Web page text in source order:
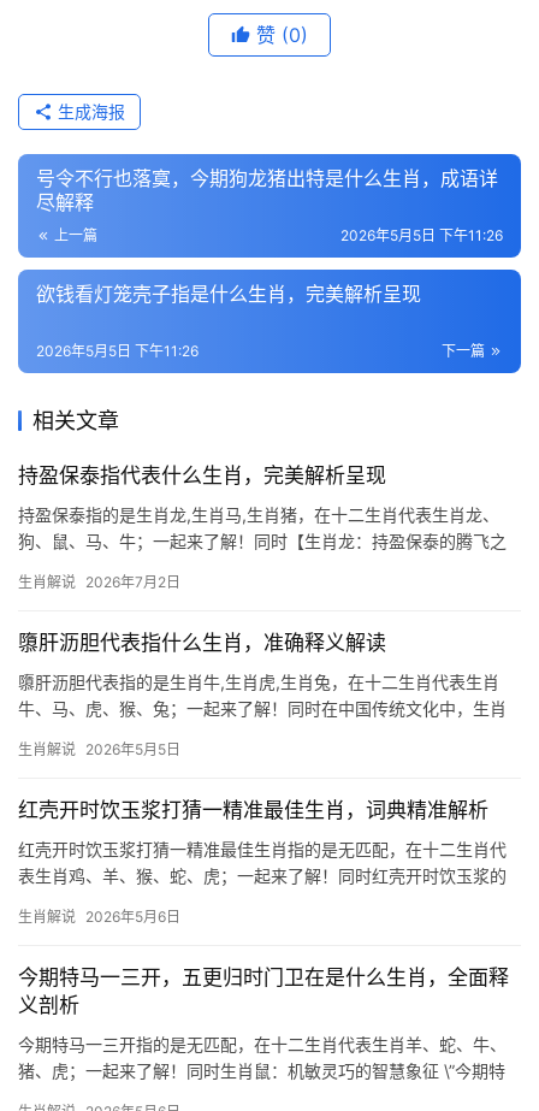
赞 (0)
生成海报
号令不行也落寞，今期狗龙猪出特是什么生肖，成语详
尽解释
上一篇 2026年5月5日 下午11:26
欲钱看灯笼壳子指是什么生肖，完美解析呈现
下一篇
2026年5月5日 下午11:26
相关文章
持盈保泰指代表什么生肖，完美解析呈现
持盈保泰指的是生肖龙,生肖马,生肖猪，在十二生肖代表生肖龙、
狗、鼠、马、牛；一起来了解！同时【生肖龙：持盈保泰的腾飞之
“团队停滞”，项目推进束手无策，尤其29岁至51岁者，恐遭领导责
生肖解说 2026年7月2日
隳肝沥胆代表指什么生肖，准确释义解读
隳肝沥胆代表指的是生肖牛,生肖虎,生肖兔，在十二生肖代表生肖
牛、马、虎、猴、兔；一起来了解！同时在中国传统文化中，生肖
倾尽忠诚、竭尽心力，但在生肖文化中，它被赋予了特殊的象征意
生肖解说 2026年5月5日
红壳开时饮玉浆打猜一精准最佳生肖，词典精准解析
红壳开时饮玉浆打猜一精准最佳生肖指的是无匹配，在十二生肖代
表生肖鸡、羊、猴、蛇、虎；一起来了解！同时红壳开时饮玉浆的
然的巧思，红壳为石榴，玉浆即甘甜汁液，而生肖鼠擅啃食石榴
生肖解说 2026年5月6日
今期特马一三开，五更归时门卫在是什么生肖，全面释
义剖析
今期特马一三开指的是无匹配，在十二生肖代表生肖羊、蛇、牛、
猪、虎；一起来了解！同时生肖鼠：机敏灵巧的智慧象征 \”今期特